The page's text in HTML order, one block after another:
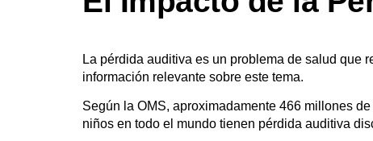
La pérdida auditiva es un problema de salud que
información relevante sobre este tema.
Según la OMS, aproximadamente 466 millones
niños en todo el mundo tienen pérdida auditiva